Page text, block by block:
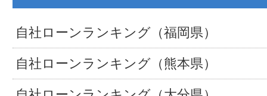
自社ローンランキング（福岡県）
自社ローンランキング（熊本県）